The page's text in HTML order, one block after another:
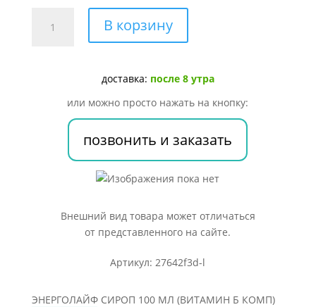
товара
ЭНЕРГОЛАЙФ
В корзину
доставка: после 8 утра
или можно просто нажать на кнопку:
позвонить и заказать
Внешний вид товара может отличаться
от представленного на сайте.
Артикул: 27642f3d-l
ЭНЕРГОЛАЙФ СИРОП 100 МЛ (ВИТАМИН Б КОМП)